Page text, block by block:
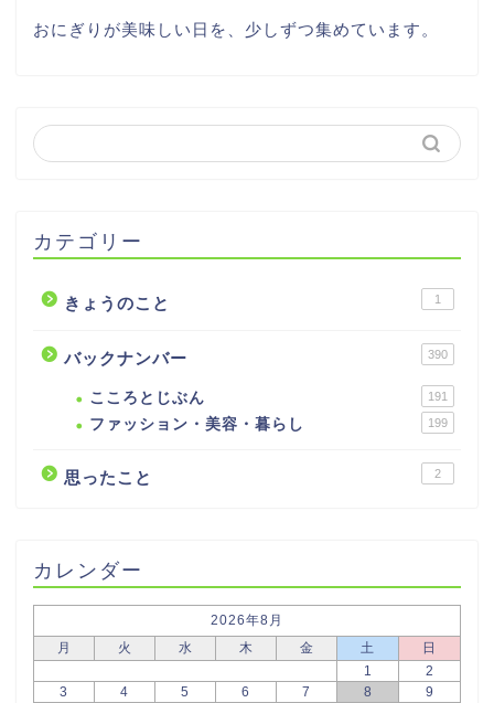
おにぎりが美味しい日を、少しずつ集めています。
カテゴリー
きょうのこと 1
バックナンバー 390
こころとじぶん 191
ファッション・美容・暮らし 199
思ったこと 2
カレンダー
2026年8月
月
火 水 木 金 土
日
1
2
3
4 5 6 7 8
9